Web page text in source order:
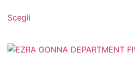
Scegli